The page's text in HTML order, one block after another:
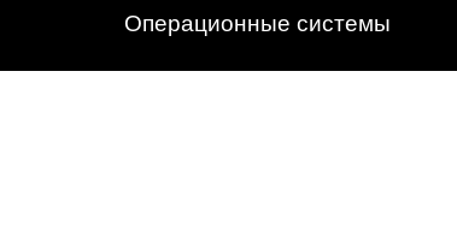
Операционные системы